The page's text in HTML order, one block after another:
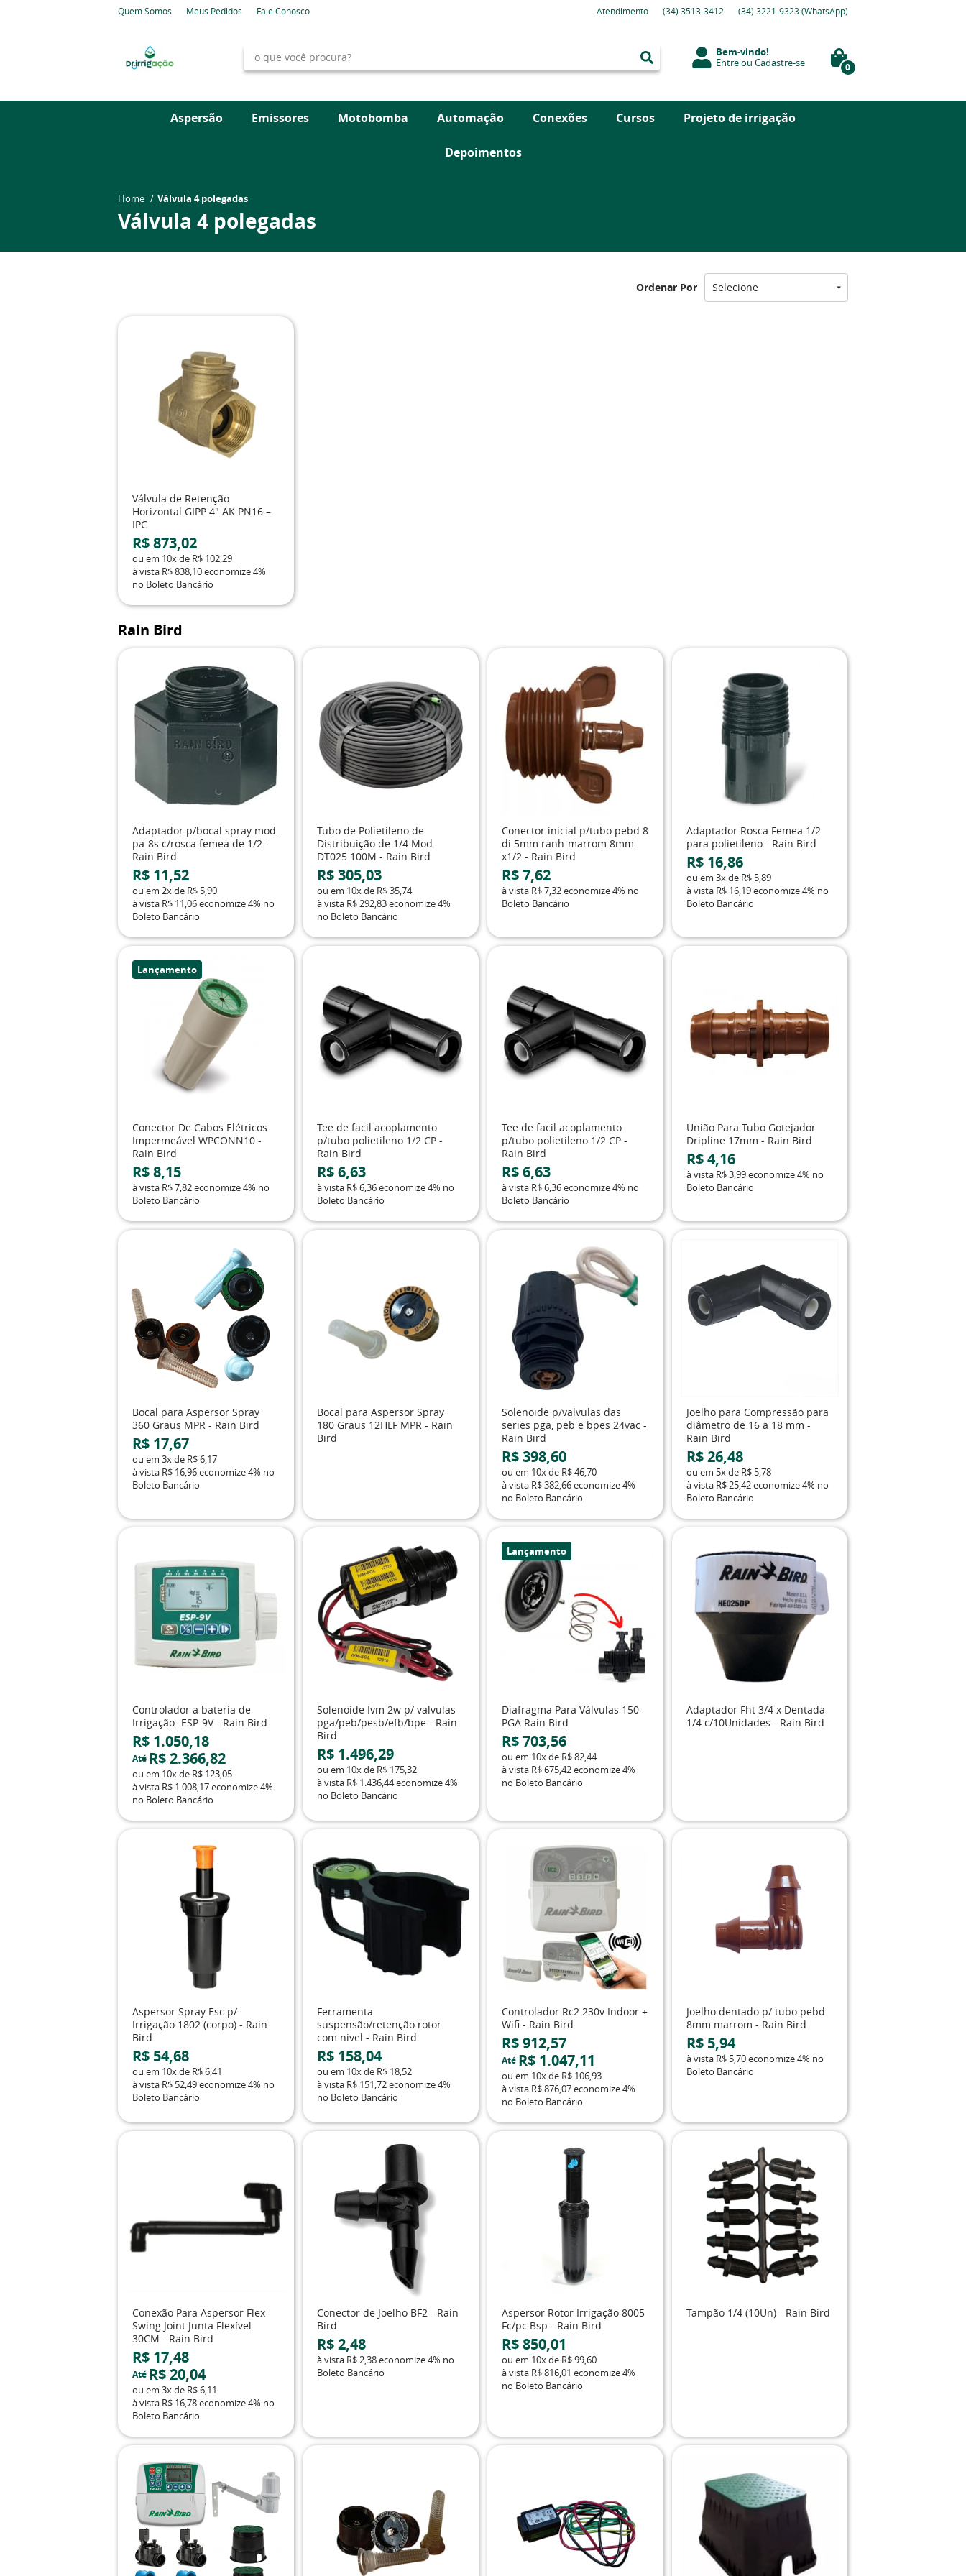
Quem Somos Meus Pedidos Fale Conosco Atendimento (34) 3513-3412 (34) 3221-9323(WhatsApp)
Bem-vindo!
EntreouCadastre-se 0
Aspersão Emissores Motobomba Automação Conexões Cursos Projeto de irrigação
Depoimentos
Home Válvula 4 polegadas
Válvula 4 polegadas
Ordenar Por Selecione
Válvula de Retenção
Horizontal GIPP 4" AK PN16 –
IPC
R$ 873,02
ou em 10xde R$ 102,29
à vista R$ 838,10economize4%
no Boleto Bancário
Rain Bird
Adaptador p/bocal spray mod.
pa-8s c/rosca femea de 1/2 -
Rain Bird
R$ 11,52
ou em 2xde R$ 5,90
à vista R$ 11,06economize4% no
Boleto Bancário
Tubo de Polietileno de
Distribuição de 1/4 Mod.
DT025 100M - Rain Bird
R$ 305,03
ou em 10xde R$ 35,74
à vista R$ 292,83economize4%
no Boleto Bancário
Conector inicial p/tubo pebd 8
di 5mm ranh-marrom 8mm
x1/2 - Rain Bird
R$ 7,62
à vista R$ 7,32economize4% no
Boleto Bancário
Adaptador Rosca Femea 1/2
para polietileno - Rain Bird
R$ 16,86
ou em 3xde R$ 5,89
à vista R$ 16,19economize4% no
Boleto Bancário
Lançamento
Conector De Cabos Elétricos
Impermeável WPCONN10 -
Rain Bird
R$ 8,15
à vista R$ 7,82economize4% no
Boleto Bancário
Tee de facil acoplamento
p/tubo polietileno 1/2 CP -
Rain Bird
R$ 6,63
à vista R$ 6,36economize4% no
Boleto Bancário
Tee de facil acoplamento
p/tubo polietileno 1/2 CP -
Rain Bird
R$ 6,63
à vista R$ 6,36economize4% no
Boleto Bancário
União Para Tubo Gotejador
Dripline 17mm - Rain Bird
R$ 4,16
à vista R$ 3,99economize4% no
Boleto Bancário
Bocal para Aspersor Spray
360 Graus MPR - Rain Bird
R$ 17,67
ou em3xde R$ 6,17
à vista R$ 16,96economize4% no
Boleto Bancário
Bocal para Aspersor Spray
180 Graus 12HLF MPR - Rain
Bird
Solenoide p/valvulas das
series pga, peb e bpes 24vac -
Rain Bird
R$ 398,60
ou em 10xde R$ 46,70
à vista R$ 382,66economize4%
no Boleto Bancário
Joelho para Compressão para
diâmetro de 16 a 18 mm -
Rain Bird
R$ 26,48
ou em 5xde R$ 5,78
à vista R$ 25,42economize4% no
Boleto Bancário
Controlador a bateria de
Irrigação -ESP-9V - Rain Bird
R$ 1.050,18
Até R$ 2.366,82
ou em 10xde R$ 123,05
à vista R$ 1.008,17economize4%
no Boleto Bancário
Solenoide Ivm 2w p/ valvulas
pga/peb/pesb/efb/bpe - Rain
Bird
R$ 1.496,29
ou em 10xde R$ 175,32
à vista R$ 1.436,44economize4%
no Boleto Bancário
Lançamento
Diafragma Para Válvulas 150-
PGA Rain Bird
R$ 703,56
ou em 10xde R$ 82,44
à vista R$ 675,42economize4%
no Boleto Bancário
Adaptador Fht 3/4 x Dentada
1/4 c/10Unidades - Rain Bird
Aspersor Spray Esc.p/
Irrigação 1802 (corpo) - Rain
Bird
R$ 54,68
ou em 10xde R$ 6,41
à vista R$ 52,49economize4% no
Boleto Bancário
Ferramenta
suspensão/retenção rotor
com nivel - Rain Bird
R$ 158,04
ou em 10xde R$ 18,52
à vista R$ 151,72economize4%
no Boleto Bancário
Controlador Rc2 230v Indoor +
Wifi - Rain Bird
R$ 912,57
Até R$ 1.047,11
ou em 10xde R$ 106,93
à vista R$ 876,07economize4%
no Boleto Bancário
Joelho dentado p/ tubo pebd
8mm marrom - Rain Bird
R$ 5,94
à vista R$ 5,70economize4% no
Boleto Bancário
Conexão Para Aspersor Flex
Swing Joint Junta Flexível
30CM - Rain Bird
R$ 17,48
Até R$ 20,04
ou em3xde R$ 6,11
à vista R$ 16,78economize4% no
Boleto Bancário
Conector de Joelho BF2 - Rain
Bird
R$ 2,48
à vista R$ 2,38economize4% no
Boleto Bancário
Aspersor Rotor Irrigação 8005
Fc/pc Bsp - Rain Bird
R$ 850,01
ou em 10xde R$ 99,60
à vista R$ 816,01 economize4%
no Boleto Bancário
Tampão 1/4 (10Un) - Rain Bird